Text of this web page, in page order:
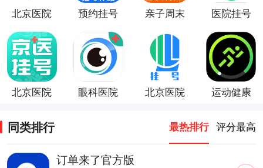
北京医院
网
预约挂号
亲子周末
医院挂号
北京医院
眼科医院
北京医院
运动健康
同类排行 最热排行 评分最高
订单来了官方版